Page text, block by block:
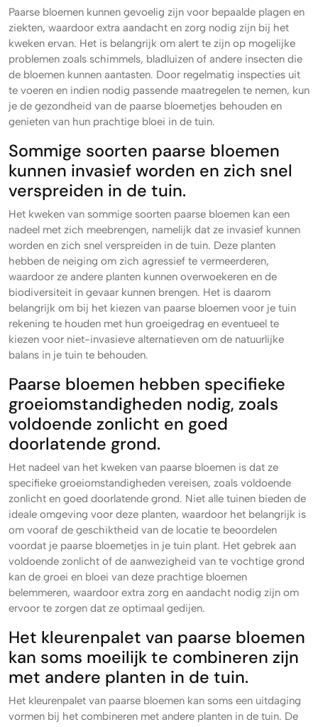
Paarse bloemen kunnen gevoelig zijn voor bepaalde plagen en
ziekten, waardoor extra aandacht en zorg nodig zijn bij het
kweken ervan. Het is belangrijk om alert te zijn op mogelijke
problemen zoals schimmels, bladluizen of andere insecten die
de bloemen kunnen aantasten. Door regelmatig inspecties uit
te voeren en indien nodig passende maatregelen te nemen, kun
je de gezondheid van de paarse bloemetjes behouden en
genieten van hun prachtige bloei in de tuin.
Sommige soorten paarse bloemen
kunnen invasief worden en zich snel
verspreiden in de tuin.
Het kweken van sommige soorten paarse bloemen kan een
nadeel met zich meebrengen, namelijk dat ze invasief kunnen
worden en zich snel verspreiden in de tuin. Deze planten
hebben de neiging om zich agressief te vermeerderen,
waardoor ze andere planten kunnen overwoekeren en de
biodiversiteit in gevaar kunnen brengen. Het is daarom
belangrijk om bij het kiezen van paarse bloemen voor je tuin
rekening te houden met hun groeigedrag en eventueel te
kiezen voor niet-invasieve alternatieven om de natuurlijke
balans in je tuin te behouden.
Paarse bloemen hebben specifieke
groeiomstandigheden nodig, zoals
voldoende zonlicht en goed
doorlatende grond.
Het nadeel van het kweken van paarse bloemen is dat ze
specifieke groeiomstandigheden vereisen, zoals voldoende
zonlicht en goed doorlatende grond. Niet alle tuinen bieden de
ideale omgeving voor deze planten, waardoor het belangrijk is
om vooraf de geschiktheid van de locatie te beoordelen
voordat je paarse bloemetjes in je tuin plant. Het gebrek aan
voldoende zonlicht of de aanwezigheid van te vochtige grond
kan de groei en bloei van deze prachtige bloemen
belemmeren, waardoor extra zorg en aandacht nodig zijn om
ervoor te zorgen dat ze optimaal gedijen.
Het kleurenpalet van paarse bloemen
kan soms moeilijk te combineren zijn
met andere planten in de tuin.
Het kleurenpalet van paarse bloemen kan soms een uitdaging
vormen bij het combineren met andere planten in de tuin. De